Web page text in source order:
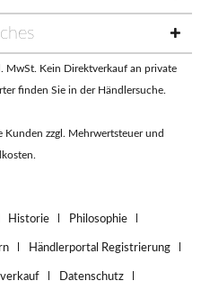
MwSt. Kein Direktverkauf an private
finden Sie in der Händlersuche
zzgl. Mehrwertsteuer und
Historie Philosophie
Händlerportal Registrierung
Datenschutz